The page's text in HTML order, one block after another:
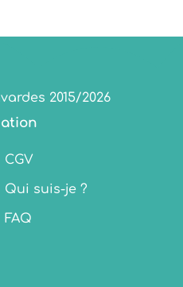
2015/2026
CGV
Qui suis-je ?
FAQ